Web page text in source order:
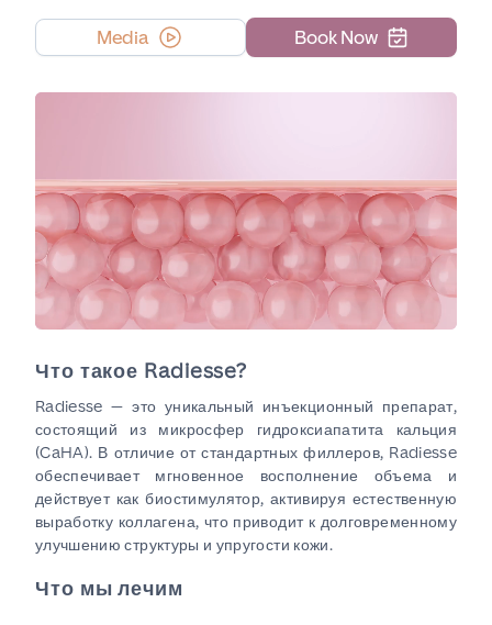
Book Now
Media
Что такое Radiesse?
Radiesse — это уникальный инъекционный препарат,
состоящий из микросфер гидроксиапатита кальция
(CaHA). В отличие от стандартных филлеров, Radiesse
обеспечивает мгновенное восполнение объема и
действует как биостимулятор, активируя естественную
выработку коллагена, что приводит к долговременному
улучшению структуры и упругости кожи.
Что мы лечим